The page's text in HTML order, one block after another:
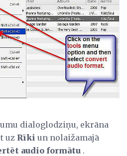
dialoglodziņu, ekrāna
uz Rīki un nolaižamajā
audio formātu .